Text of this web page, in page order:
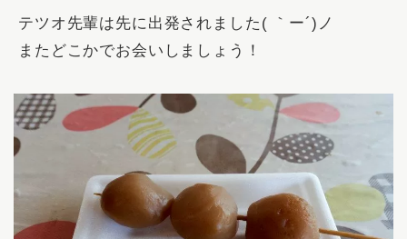
テツオ先輩は先に出発されました( ｀ー´)ノ
またどこかでお会いしましょう！